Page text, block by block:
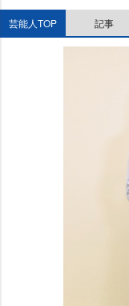
芸能人TOP 記事